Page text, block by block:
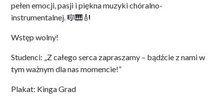
pełen emocji, pasji i piękna muzyki chóralno-
instrumentalnej. 🎼🎹🎻
Wstęp wolny!
Studenci: „Z całego serca zapraszamy – bądźcie z nami w
tym ważnym dla nas momencie!”
Plakat: Kinga Grad